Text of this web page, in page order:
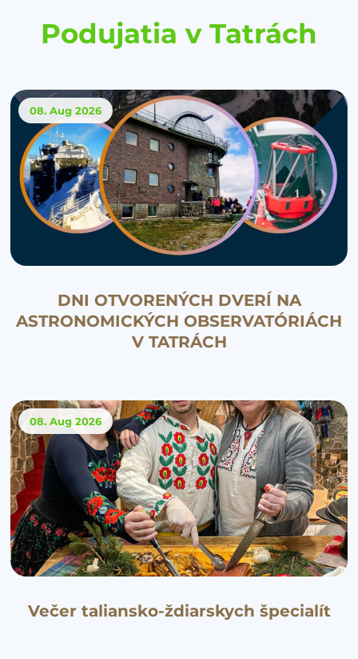
Podujatia v Tatrách
08. Aug 2026
DNI OTVORENÝCH DVERÍ NA
ASTRONOMICKÝCH OBSERVATÓRIÁCH
V TATRÁCH
08. Aug 2026
Večer taliansko-ždiarskych špecialít